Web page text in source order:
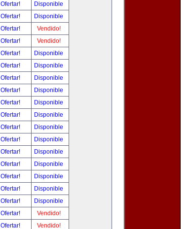
Ofertar!
Disponible
Ofertar!
Disponible
Ofertar!
Vendido!
Ofertar!
Vendido!
Ofertar!
Disponible
Ofertar!
Disponible
Ofertar!
Disponible
Ofertar!
Disponible
Ofertar!
Disponible
Ofertar!
Disponible
Ofertar!
Disponible
Ofertar!
Disponible
Ofertar!
Disponible
Ofertar!
Disponible
Ofertar!
Disponible
Ofertar!
Disponible
Ofertar!
Disponible
Ofertar!
Vendido!
Ofertar!
Vendido!